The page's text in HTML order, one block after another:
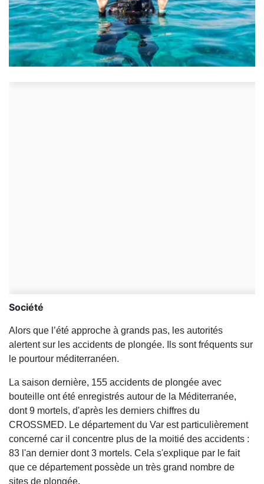
Société
Alors que l’été approche à grands pas, les autorités
alertent sur les accidents de plongée. Ils sont fréquents sur
le pourtour méditerranéen.
La saison dernière, 155 accidents de plongée avec
bouteille ont été enregistrés autour de la Méditerranée,
dont 9 mortels, d'après les derniers chiffres du
CROSSMED. Le département du Var est particulièrement
concerné car il concentre plus de la moitié des accidents :
83 l'an dernier dont 3 mortels. Cela s'explique par le fait
que ce département possède un très grand nombre de
sites de plongée.